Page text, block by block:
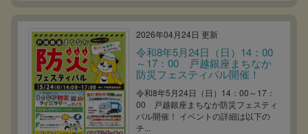
2026年04月24日 更新
令和8年5月24日（日）14：00
～17：00 戸越銀座まちなか
防災フェスティバル開催！
令和8年5月24日（日）14：00～17：
00 戸越銀座まちなか防災フェスティ
バル開催！ イベントの詳細は以下の
チ...